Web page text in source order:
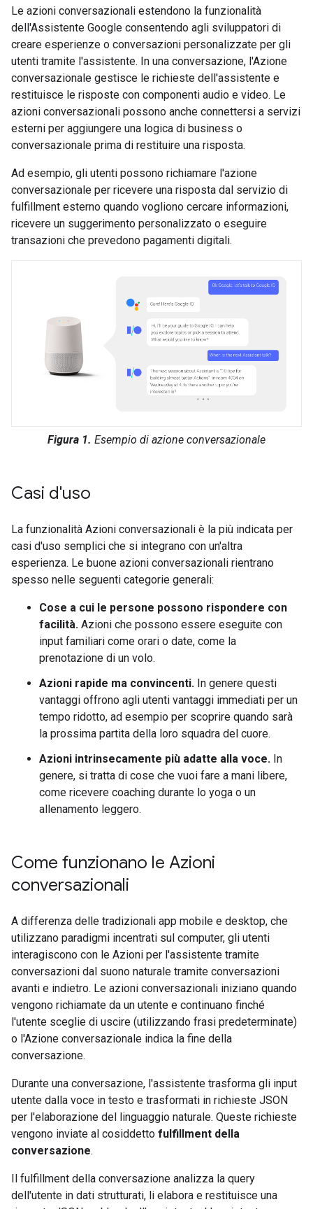
Le azioni conversazionali estendono la funzionalità
dell'Assistente Google consentendo agli sviluppatori di
creare esperienze o conversazioni personalizzate per gli
utenti tramite l'assistente. In una conversazione, l'Azione
conversazionale gestisce le richieste dell'assistente e
restituisce le risposte con componenti audio e video. Le
azioni conversazionali possono anche connettersi a servizi
esterni per aggiungere una logica di business o
conversazionale prima di restituire una risposta.
Ad esempio, gli utenti possono richiamare l'azione
conversazionale per ricevere una risposta dal servizio di
fulfillment esterno quando vogliono cercare informazioni,
ricevere un suggerimento personalizzato o eseguire
transazioni che prevedono pagamenti digitali.
Figura 1. Esempio di azione conversazionale
Casi d'uso
La funzionalità Azioni conversazionali è la più indicata per
casi d'uso semplici che si integrano con un'altra
esperienza. Le buone azioni conversazionali rientrano
spesso nelle seguenti categorie generali:
Cose a cui le persone possono rispondere con
facilità. Azioni che possono essere eseguite con
input familiari come orari o date, come la
prenotazione di un volo.
Azioni rapide ma convincenti. In genere questi
vantaggi offrono agli utenti vantaggi immediati per un
tempo ridotto, ad esempio per scoprire quando sarà
la prossima partita della loro squadra del cuore.
Azioni intrinsecamente più adatte alla voce. In
genere, si tratta di cose che vuoi fare a mani libere,
come ricevere coaching durante lo yoga o un
allenamento leggero.
Come funzionano le Azioni
conversazionali
A differenza delle tradizionali app mobile e desktop, che
utilizzano paradigmi incentrati sul computer, gli utenti
interagiscono con le Azioni per l'assistente tramite
conversazioni dal suono naturale tramite conversazioni
avanti e indietro. Le azioni conversazionali iniziano quando
vengono richiamate da un utente e continuano finché
l'utente sceglie di uscire (utilizzando frasi predeterminate)
o l'Azione conversazionale indica la fine della
conversazione.
Durante una conversazione, l'assistente trasforma gli input
utente dalla voce in testo e trasformati in richieste JSON
per l'elaborazione del linguaggio naturale. Queste richieste
vengono inviate al cosiddetto fulfillment della
conversazione.
Il fulfillment della conversazione analizza la query
dell'utente in dati strutturati, li elabora e restituisce una